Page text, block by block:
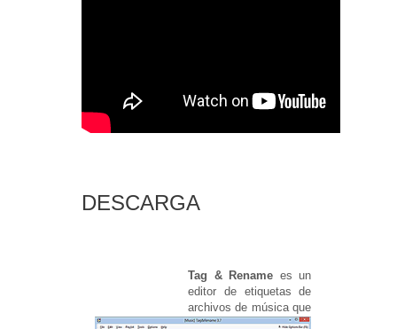
DESCARGA
Tag & Rename es un
editor de etiquetas de
archivos de música que